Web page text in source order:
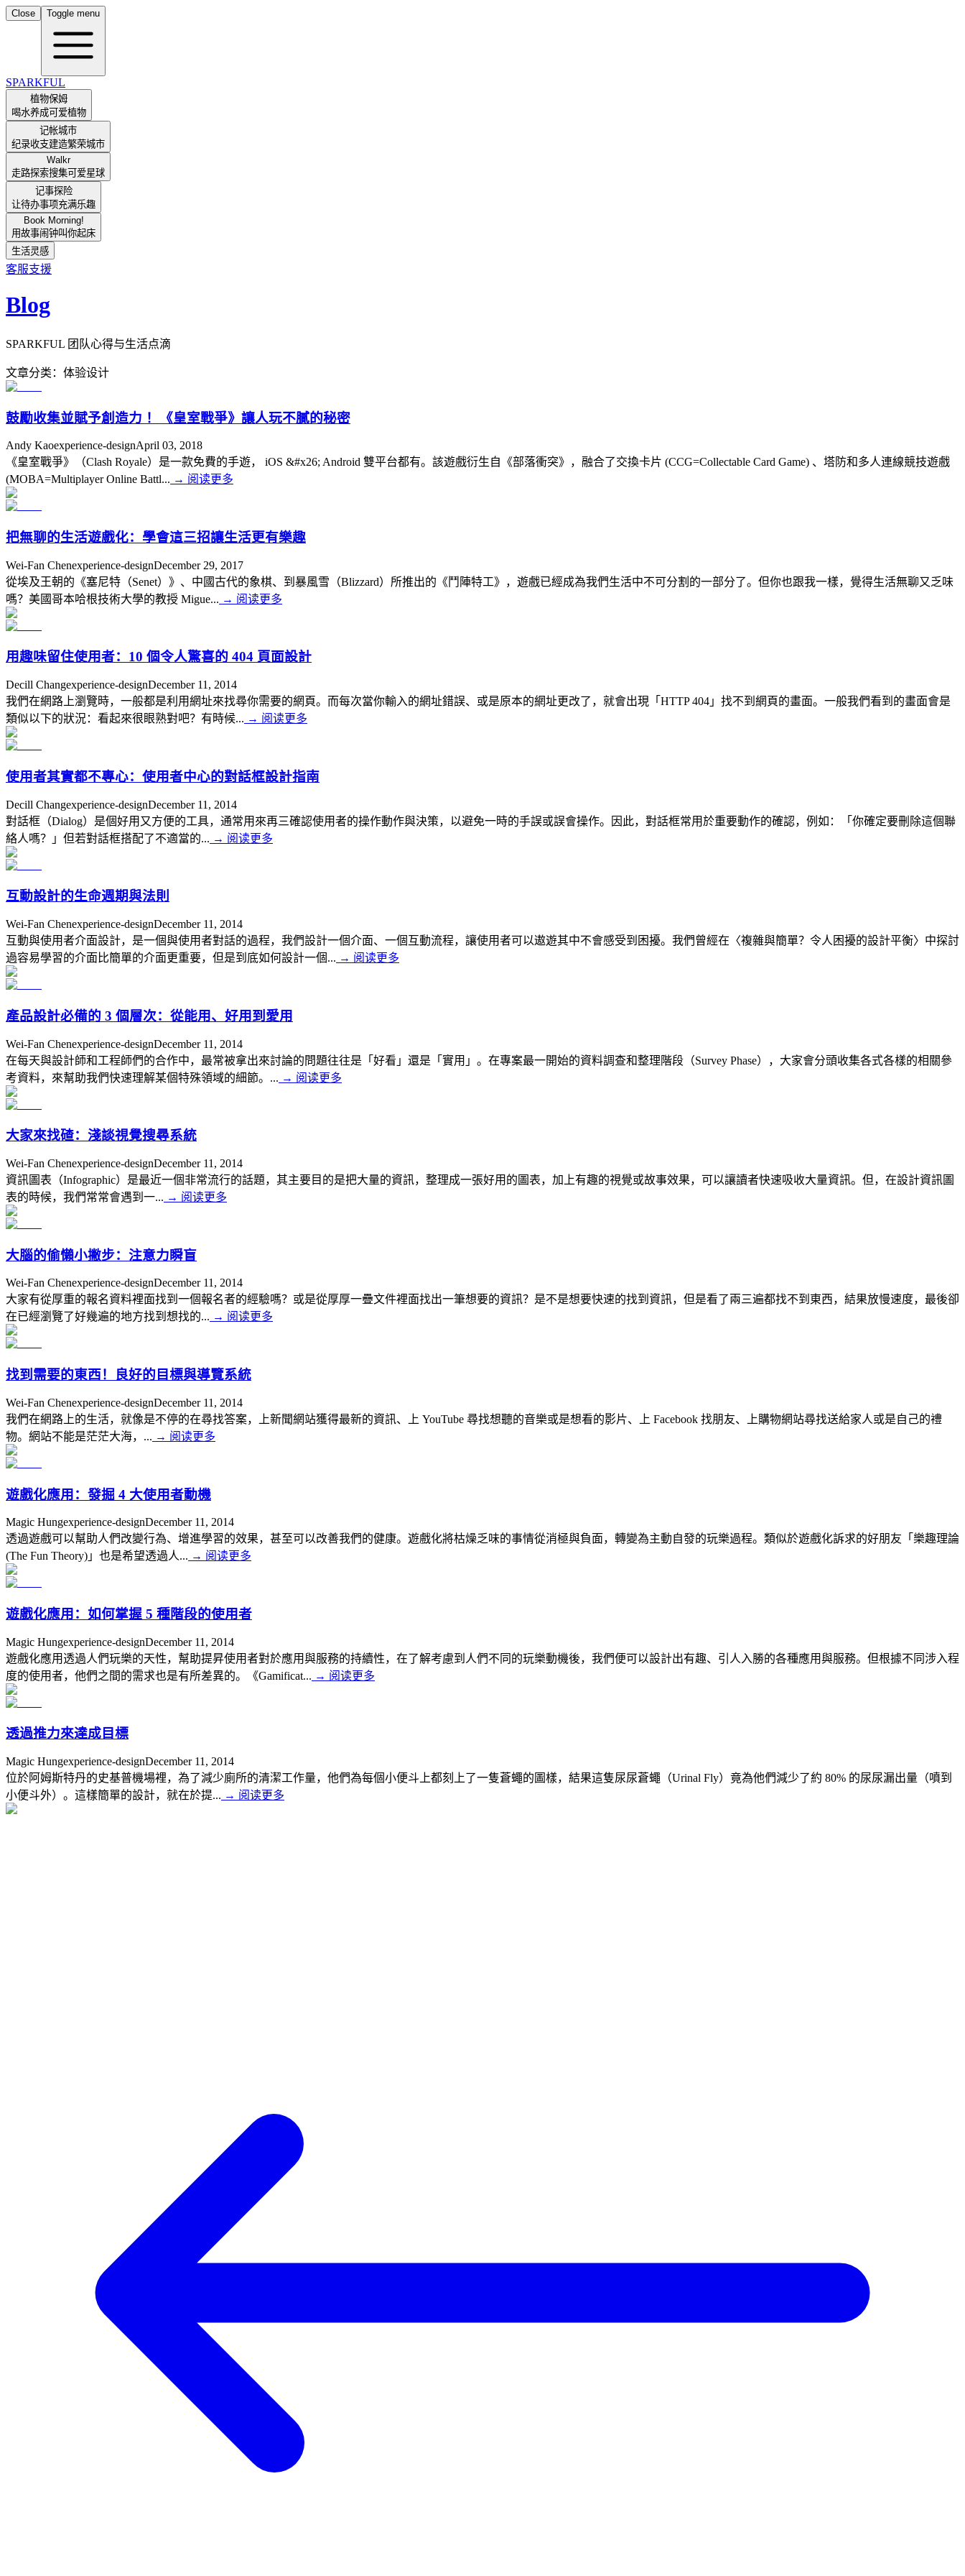
Close Toggle menu
SPARKFUL
植物保姆
喝水养成可爱植物
记帐城市
纪录收支建造繁荣城市
Walkr
走路探索搜集可爱星球
记事探险
让待办事项充满乐趣
Book Morning!
用故事闹钟叫你起床
生活灵感
客服支援
Blog
SPARKFUL 团队心得与生活点滴
文章分类 ： 体验设计
鼓勵收集並賦予創造力 ！《皇室戰爭》讓人玩不膩的秘密
Andy Kaoexperience-designApril 03, 2018
《皇室戰爭》（Clash Royale）是一款免費的手遊， iOS &#x26; Android 雙平台都有。該遊戲衍生自《部落衝突》，融合了交換卡片 (CCG=Collectable Card Game) 、塔防和多人連線競技遊戲
(MOBA=Multiplayer Online Battl... → 阅读更多
把無聊的生活遊戲化：學會這三招讓生活更有樂趣
Wei-Fan Chenexperience-designDecember 29, 2017
從埃及王朝的《塞尼特（Senet）》、中國古代的象棋、到暴風雪（Blizzard）所推出的《鬥陣特工》，遊戲已經成為我們生活中不可分割的一部分了。但你也跟我一樣，覺得生活無聊又乏味
嗎？美國哥本哈根技術大學的教授 Migue... → 阅读更多
用趣味留住使用者：10 個令人驚喜的 404 頁面設計
Decill Changexperience-designDecember 11, 2014
我們在網路上瀏覽時，一般都是利用網址來找尋你需要的網頁。而每次當你輸入的網址錯誤、或是原本的網址更改了，就會出現「HTTP 404」找不到網頁的畫面。一般我們看到的畫面會是
類似以下的狀況：看起來很眼熟對吧？有時候... → 阅读更多
使用者其實都不專心：使用者中心的對話框設計指南
Decill Changexperience-designDecember 11, 2014
對話框（Dialog）是個好用又方便的工具，通常用來再三確認使用者的操作動作與決策，以避免一時的手誤或誤會操作。因此，對話框常用於重要動作的確認，例如：「你確定要刪除這個聯
絡人嗎？」但若對話框搭配了不適當的... → 阅读更多
互動設計的生命週期與法則
Wei-Fan Chenexperience-designDecember 11, 2014
互動與使用者介面設計，是一個與使用者對話的過程，我們設計一個介面、一個互動流程，讓使用者可以遨遊其中不會感受到困擾。我們曾經在〈複雜與簡單？令人困擾的設計平衡〉中探討
過容易學習的介面比簡單的介面更重要，但是到底如何設計一個... → 阅读更多
產品設計必備的 3 個層次：從能用、好用到愛用
Wei-Fan Chenexperience-designDecember 11, 2014
在每天與設計師和工程師們的合作中，最常被拿出來討論的問題往往是「好看」還是「實用」。在專案最一開始的資料調查和整理階段（Survey Phase），大家會分頭收集各式各樣的相關參
考資料，來幫助我們快速理解某個特殊領域的細節。... → 阅读更多
大家來找碴：淺談視覺搜尋系統
Wei-Fan Chenexperience-designDecember 11, 2014
資訊圖表（Infographic）是最近一個非常流行的話題，其主要目的是把大量的資訊，整理成一張好用的圖表，加上有趣的視覺或故事效果，可以讓讀者快速吸收大量資訊。但，在設計資訊圖
表的時候，我們常常會遇到一... → 阅读更多
大腦的偷懶小撇步：注意力瞬盲
Wei-Fan Chenexperience-designDecember 11, 2014
大家有從厚重的報名資料裡面找到一個報名者的經驗嗎？或是從厚厚一疊文件裡面找出一筆想要的資訊？是不是想要快速的找到資訊，但是看了兩三遍都找不到東西，結果放慢速度，最後卻
在已經瀏覽了好幾遍的地方找到想找的... → 阅读更多
找到需要的東西！良好的目標與導覽系統
Wei-Fan Chenexperience-designDecember 11, 2014
我們在網路上的生活，就像是不停的在尋找答案，上新聞網站獲得最新的資訊、上 YouTube 尋找想聽的音樂或是想看的影片、上 Facebook 找朋友、上購物網站尋找送給家人或是自己的禮
物。網站不能是茫茫大海，... → 阅读更多
遊戲化應用：發掘 4 大使用者動機
Magic Hungexperience-designDecember 11, 2014
透過遊戲可以幫助人們改變行為、增進學習的效果，甚至可以改善我們的健康。遊戲化將枯燥乏味的事情從消極與負面，轉變為主動自發的玩樂過程。類似於遊戲化訴求的好朋友「樂趣理論
(The Fun Theory)」也是希望透過人... → 阅读更多
遊戲化應用：如何掌握 5 種階段的使用者
Magic Hungexperience-designDecember 11, 2014
遊戲化應用透過人們玩樂的天性，幫助提昇使用者對於應用與服務的持續性，在了解考慮到人們不同的玩樂動機後，我們便可以設計出有趣、引人入勝的各種應用與服務。但根據不同涉入程
度的使用者，他們之間的需求也是有所差異的。《Gamificat... → 阅读更多
透過推力來達成目標
Magic Hungexperience-designDecember 11, 2014
位於阿姆斯特丹的史基普機場裡，為了減少廁所的清潔工作量，他們為每個小便斗上都刻上了一隻蒼蠅的圖樣，結果這隻尿尿蒼蠅（Urinal Fly）竟為他們減少了約 80% 的尿尿漏出量（噴到
小便斗外）。這樣簡單的設計，就在於提... → 阅读更多